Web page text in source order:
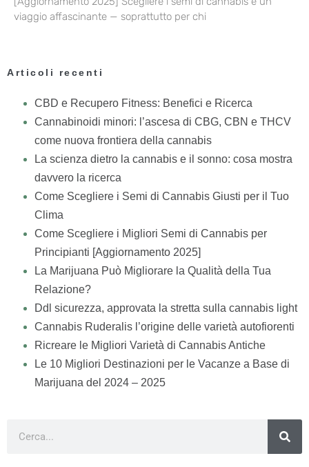
viaggio affascinante — soprattutto per chi
Articoli recenti
CBD e Recupero Fitness: Benefici e Ricerca
Cannabinoidi minori: l’ascesa di CBG, CBN e THCV
come nuova frontiera della cannabis
La scienza dietro la cannabis e il sonno: cosa mostra
davvero la ricerca
Come Scegliere i Semi di Cannabis Giusti per il Tuo
Clima
Come Scegliere i Migliori Semi di Cannabis per
Principianti [Aggiornamento 2025]
La Marijuana Può Migliorare la Qualità della Tua
Relazione?
Ddl sicurezza, approvata la stretta sulla cannabis light
Cannabis Ruderalis l’origine delle varietà autofiorenti
Ricreare le Migliori Varietà di Cannabis Antiche
Le 10 Migliori Destinazioni per le Vacanze a Base di
Marijuana del 2024 – 2025